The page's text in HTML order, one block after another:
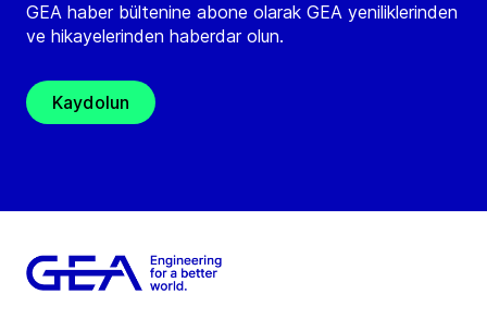
GEA haber bültenine abone olarak GEA yeniliklerinden
ve hikayelerinden haberdar olun.
Kaydolun